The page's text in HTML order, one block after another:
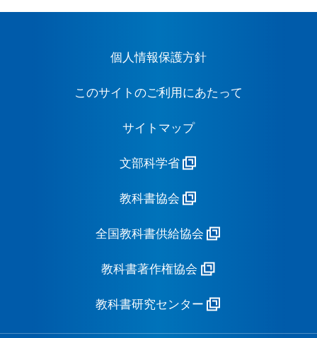
個人情報保護方針
このサイトのご利用にあたって
サイトマップ
文部科学省
教科書協会
全国教科書供給協会
教科書著作権協会
教科書研究センター